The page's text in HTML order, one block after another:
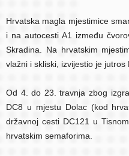
Hrvatska magla mjestimice
i na autocesti A1 između
Skradina. Na hrvatskim
vlažni i skliski, izvijestio je jutros
Od 4. do 23. travnja zbog
DC8 u mjestu Dolac (kod
državnoj cesti DC121 u
hrvatskim semaforima.